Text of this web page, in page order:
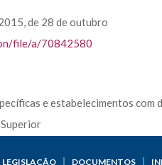
de 28 de outubro
file/a/70842580
e estabelecimentos com
LEGISLAÇÃO DOCUMENTOS